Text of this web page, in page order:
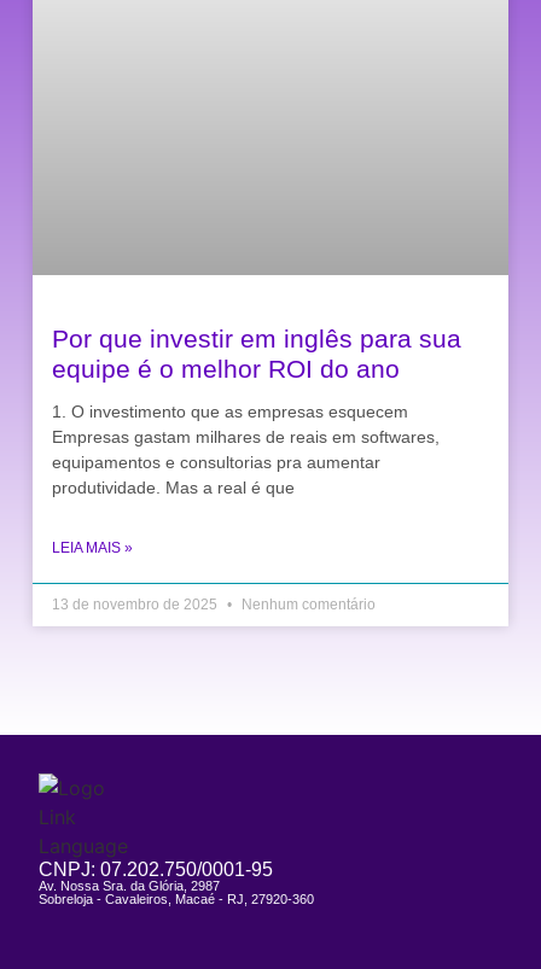
Por que investir em inglês para sua
equipe é o melhor ROI do ano
1. O investimento que as empresas esquecem
Empresas gastam milhares de reais em softwares,
equipamentos e consultorias pra aumentar
produtividade. Mas a real é que
LEIA MAIS »
13 de novembro de 2025 Nenhum comentário
CNPJ: 07.202.750/0001-95
Av. Nossa Sra. da Glória, 2987
Sobreloja - Cavaleiros, Macaé - RJ, 27920-360